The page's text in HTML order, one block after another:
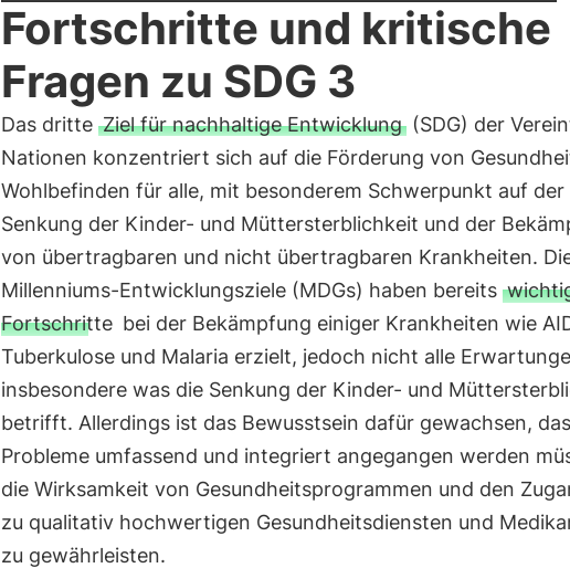
Fortschritte und kritische
Fragen zu SDG 3
Das dritte Ziel für nachhaltige Entwicklung(SDG) der
Nationen konzentriert sich auf die Förderung von
Wohlbefinden für alle, mit besonderem Schwerpunkt auf der
Senkung der Kinder- und Müttersterblichkeit und der
von übertragbaren und nicht übertragbaren Krankheiten.
Millenniums-Entwicklungsziele (MDGs) haben bereits
Fortschritte bei der Bekämpfung einiger Krankheiten wie
Tuberkulose und Malaria erzielt, jedoch nicht alle
insbesondere was die Senkung der Kinder- und
betrifft. Allerdings ist das Bewusstsein dafür gewachsen,
Probleme umfassend und integriert angegangen werden
die Wirksamkeit von Gesundheitsprogrammen und den
zu qualitativ hochwertigen Gesundheitsdiensten und
zu gewährleisten.